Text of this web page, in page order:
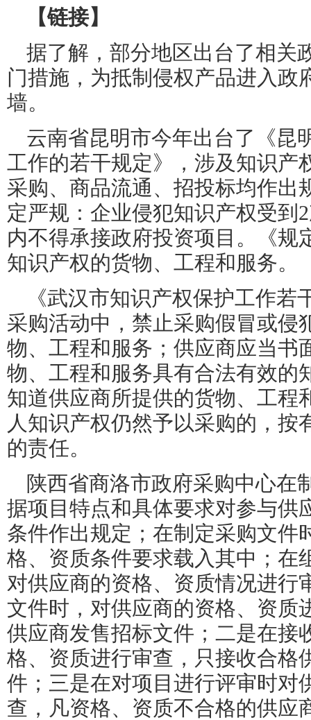
【链接】
据了解，部分地区出台了相关
门措施，为抵制侵权产品进入政
墙。
云南省昆明市今年出台了《昆
工作的若干规定》，涉及知识产
采购、商品流通、招投标均作出
定严规：企业侵犯知识产权受到 2
内不得承接政府投资项目。《规
知识产权的货物、工程和服务。
《武汉市知识产权保护工作若
采购活动中，禁止采购假冒或侵
物、工程和服务；供应商应当书
物、工程和服务具有合法有效的
知道供应商所提供的货物、工程
人知识产权仍然予以采购的，按
的责任。
陕西省商洛市政府采购中心在
据项目特点和具体要求对参与供
条件作出规定；在制定采购文件
格、资质条件要求载入其中；在
对供应商的资格、资质情况进行
文件时，对供应商的资格、资质
供应商发售招标文件；二是在接
格、资质进行审查，只接收合格
件；三是在对项目进行评审时对
查，凡资格、资质不合格的供应